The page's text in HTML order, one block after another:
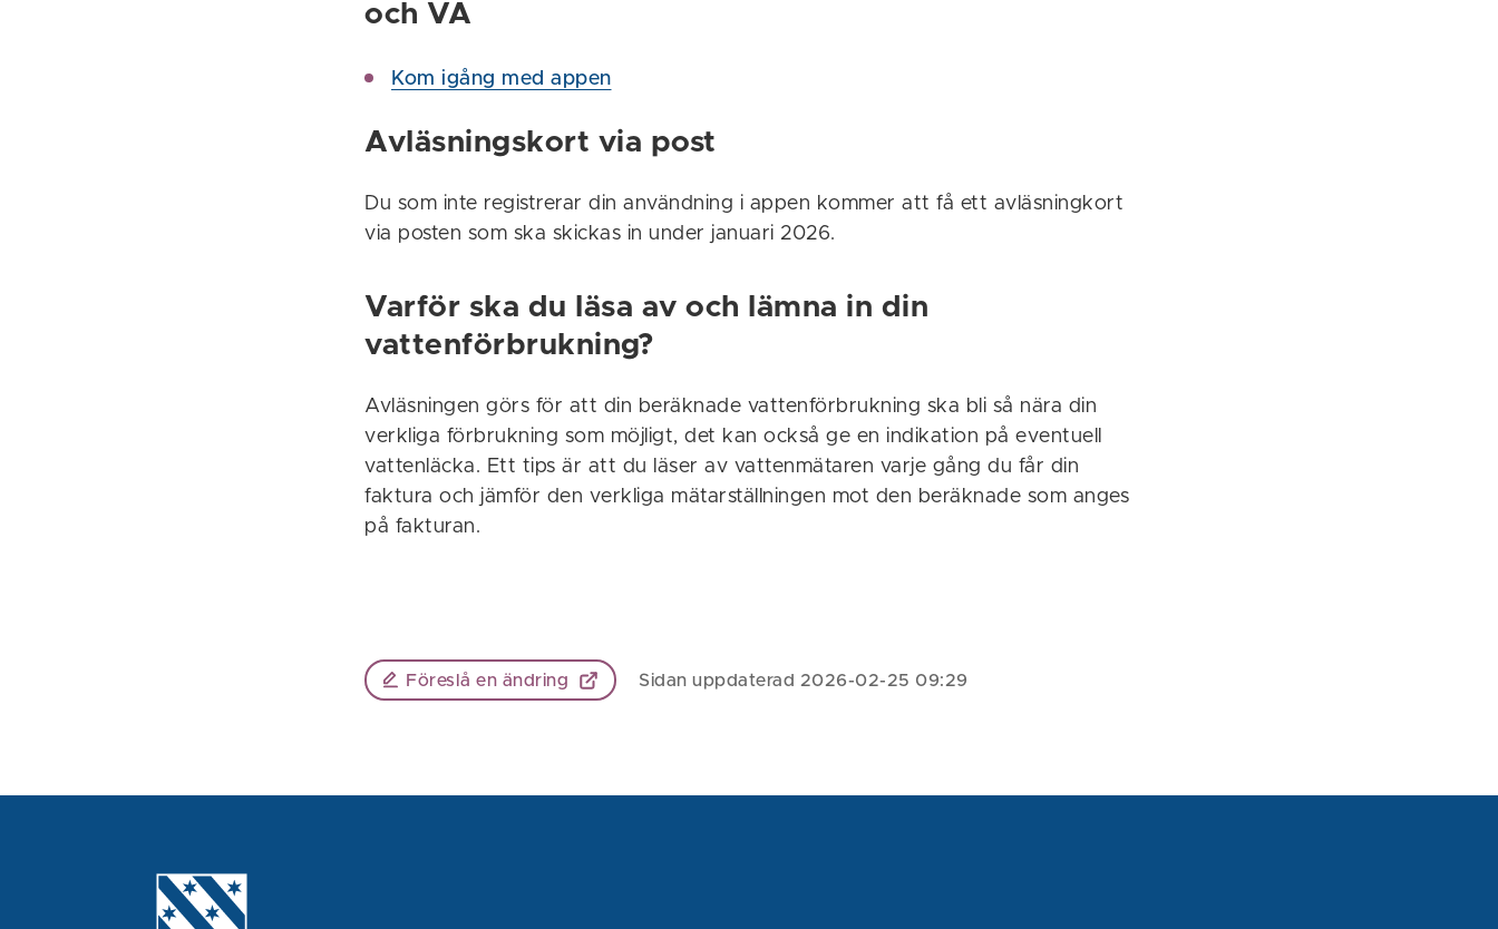
och VA
Kom igång med appen
Avläsningskort via post
Du som inte registrerar din användning i appen kommer att få ett avläsningkort
via posten som ska skickas in under januari 2026.
Varför ska du läsa av och lämna in din
vattenförbrukning?
Avläsningen görs för att din beräknade vattenförbrukning ska bli så nära din
verkliga förbrukning som möjligt, det kan också ge en indikation på eventuell
vattenläcka. Ett tips är att du läser av vattenmätaren varje gång du får din
faktura och jämför den verkliga mätarställningen mot den beräknade som anges
på fakturan.
Föreslå en ändring Sidan uppdaterad 2026-02-25 09:29